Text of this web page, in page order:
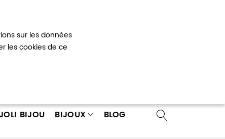
sur les données
les cookies de ce
compte
BIJOU BIJOUX BLOG